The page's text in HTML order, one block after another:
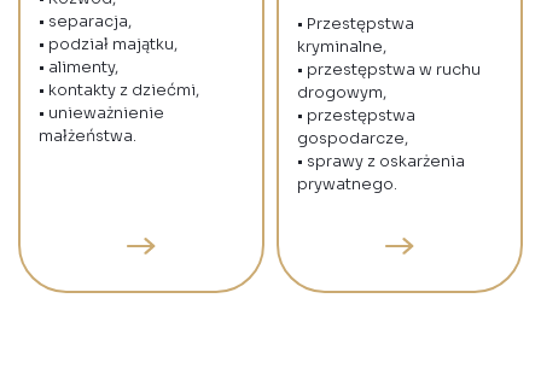
• separacja,
• podział majątku,
• alimenty,
• kontakty z dziećmi,
• unieważnienie
małżeństwa.
• Przestępstwa
kryminalne,
• przestępstwa w ruchu
drogowym,
• przestępstwa
gospodarcze,
• sprawy z oskarżenia
prywatnego.